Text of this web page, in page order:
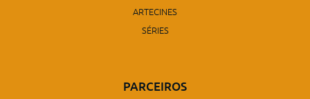
ARTECINES
SÉRIES
PARCEIROS